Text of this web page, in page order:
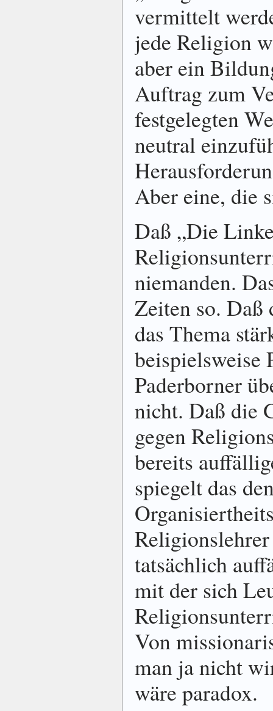
vermittelt
jede Religion
aber ein
Auftrag zum
festgelegten
neutral
Aber eine, die
Daß „Die
niemanden.
Zeiten so.
das Thema
beispielsweise
Paderborner
nicht. Daß die
gegen
bereits
spiegelt das
tatsächlich
mit der sich
Von
man ja nicht
wäre paradox.